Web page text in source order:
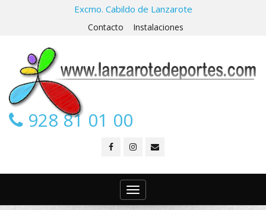
Excmo. Cabildo de Lanzarote
Contacto Instalaciones
928 81 01 00
Toggle
navigation